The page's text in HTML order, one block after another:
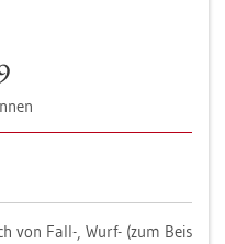
von Fall-, Wurf- (zum